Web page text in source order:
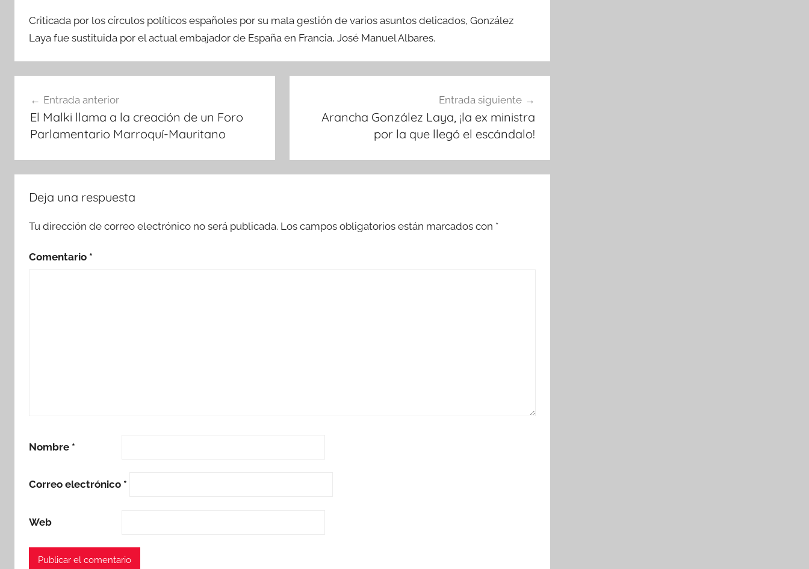
Criticada por los círculos políticos españoles por su mala gestión de varios asuntos delicados, González
Laya fue sustituida por el actual embajador de España en Francia, José Manuel Albares.
de
entradas
Entrada anterior
El Malki llama a la creación de un Foro
Parlamentario Marroquí-Mauritano
Entrada siguiente
Arancha González Laya, ¡la ex ministra
por la que llegó el escándalo!
Deja una respuesta
Tu dirección de correo electrónico no será publicada. Los campos obligatorios están marcados con *
Comentario *
Nombre *
Correo electrónico *
Web